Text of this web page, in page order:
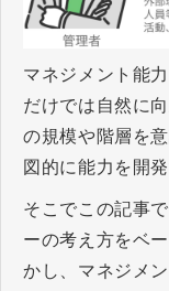
マネジメント能
だけでは自然に
の規模や階層を
図的に能力を開
そこでこの記事
ーの考え方をベ
かし、マネジメ